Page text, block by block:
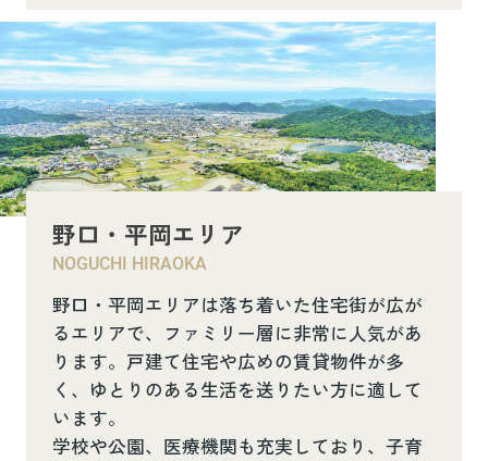
野口・平岡エリア
NOGUCHI HIRAOKA
野口・平岡エリアは落ち着いた住宅街が広が
るエリアで、ファミリー層に非常に人気があ
ります。戸建て住宅や広めの賃貸物件が多
く、ゆとりのある生活を送りたい方に適して
います。
学校や公園、医療機関も充実しており、子育